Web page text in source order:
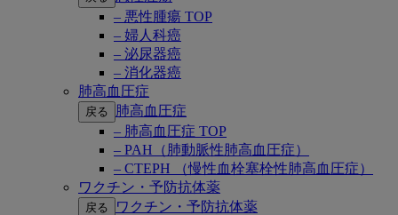
– 悪性腫瘍 TOP
– 婦人科癌
– 泌尿器癌
– 消化器癌
肺高血圧症
戻る
肺高血圧症
– 肺高血圧症 TOP
– PAH（肺動脈性肺高血圧症）
– CTEPH （慢性血栓塞栓性肺高血圧症）
ワクチン・予防抗体薬
戻る
ワクチン・予防抗体薬